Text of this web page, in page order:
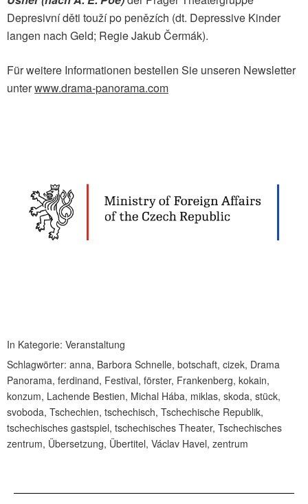
Depresivní děti touží po penězích (dt. Depressive Kinder
langen nach Geld; Regie Jakub Čermák).
Für weitere Informationen bestellen Sie unseren Newsletter
unterwww.drama-panorama.com
In Kategorie: Veranstaltung
Schlagwörter: anna, Barbora Schnelle, botschaft, cizek, Drama
Panorama, ferdinand, Festival, förster, Frankenberg, kokain,
konzum, Lachende Bestien, Michal Hába, miklas, skoda, stück,
svoboda, Tschechien, tschechisch, Tschechische Republik,
tschechisches gastspiel, tschechisches Theater, Tschechisches
zentrum, Übersetzung, Übertitel, Václav Havel, zentrum